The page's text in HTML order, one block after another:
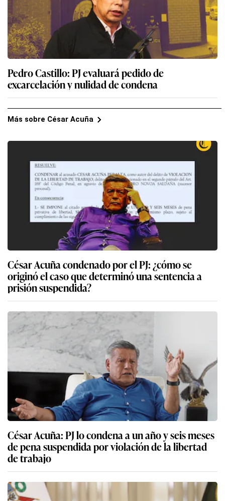
Pedro Castillo: PJ evaluará pedido de
excarcelación y nulidad de condena
Más sobre César Acuña
César Acuña condenado por el PJ: ¿cómo se
originó el caso que determinó una sentencia a
prisión suspendida?
César Acuña: PJ lo condena a un año y seis meses
de pena suspendida por violación de la libertad
de trabajo